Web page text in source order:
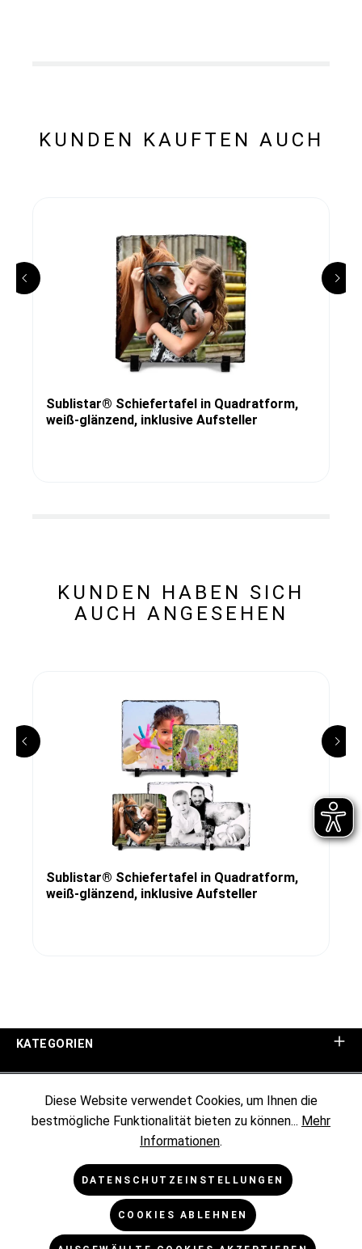
KUNDEN KAUFTEN AUCH
Sublistar® Schiefertafel in Quadratform,
weiß-glänzend, inklusive Aufsteller
KUNDEN HABEN SICH
AUCH ANGESEHEN
Sublistar® Schiefertafel in Quadratform,
weiß-glänzend, inklusive Aufsteller
KATEGORIEN
KUNDENINFORMATIONEN
RECHTLICHES
Diese Website verwendet Cookies, um Ihnen die
bestmögliche Funktionalität bieten zu können... Mehr
Informationen.
DATENSCHUTZEINSTELLUNGEN
COOKIES ABLEHNEN